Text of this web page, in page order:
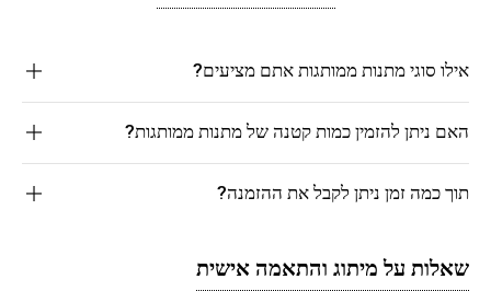
אילו סוגי מתנות ממותגות אתם מציעים?
האם ניתן להזמין כמות קטנה של מתנות ממותגות?
תוך כמה זמן ניתן לקבל את ההזמנה?
שאלות על מיתוג והתאמה אישית